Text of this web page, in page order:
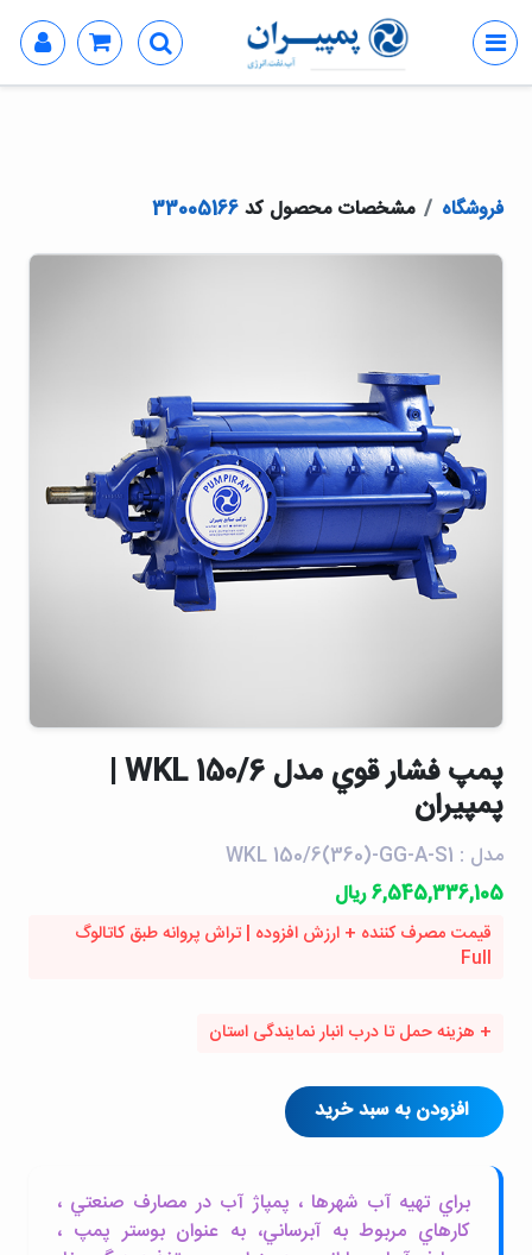
فروشگاه مشخصات محصول کد33005166
پمپ فشار قوي مدل WKL 150/6 |
پمپیران
مدل : WKL 150/6(360)-GG-A-S1
6,545,336,105 ریال
قیمت مصرف کننده + ارزش افزوده | تراش پروانه طبق کاتالوگ
Full
+ هزینه حمل تا درب انبار نمایندگی استان
افزودن به سبد خرید
براي تهيه آب شهرها ، پمپاژ آب در مصارف صنعتي ،
کارهاي مربوط به آبرساني، به عنوان بوستر پمپ ،